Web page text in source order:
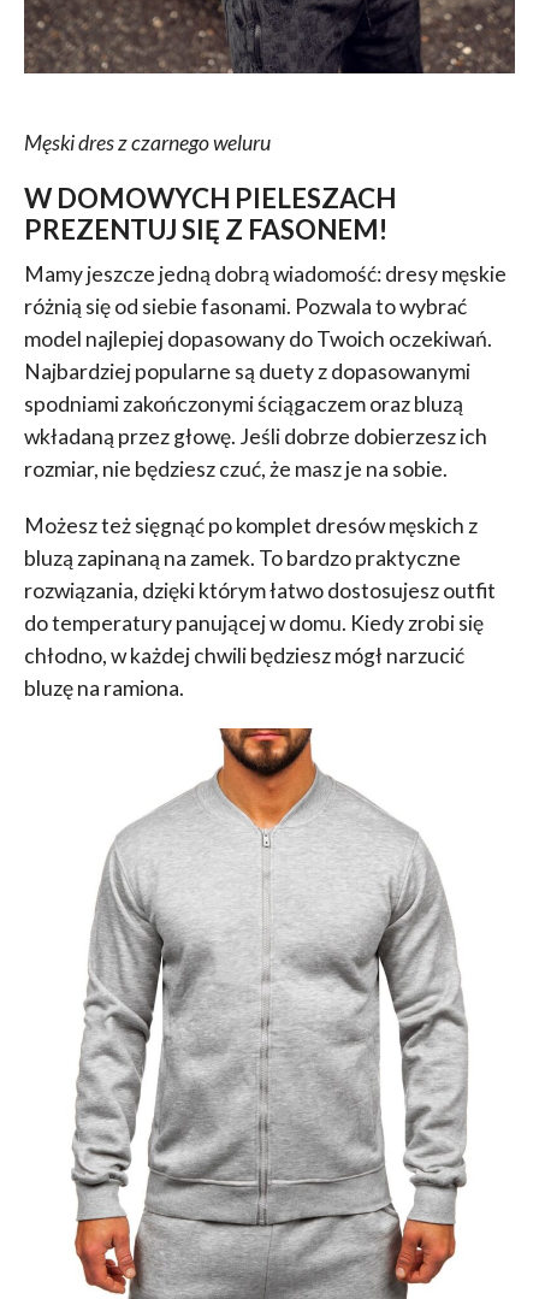
Męski dres z czarnego weluru
W DOMOWYCH PIELESZACH
PREZENTUJ SIĘ Z FASONEM!
Mamy jeszcze jedną dobrą wiadomość: dresy męskie
różnią się od siebie fasonami. Pozwala to wybrać
model najlepiej dopasowany do Twoich oczekiwań.
Najbardziej popularne są duety z dopasowanymi
spodniami zakończonymi ściągaczem oraz bluzą
wkładaną przez głowę. Jeśli dobrze dobierzesz ich
rozmiar, nie będziesz czuć, że masz je na sobie.
Możesz też sięgnąć po komplet dresów męskich z
bluzą zapinaną na zamek. To bardzo praktyczne
rozwiązania, dzięki którym łatwo dostosujesz outfit
do temperatury panującej w domu. Kiedy zrobi się
chłodno, w każdej chwili będziesz mógł narzucić
bluzę na ramiona.